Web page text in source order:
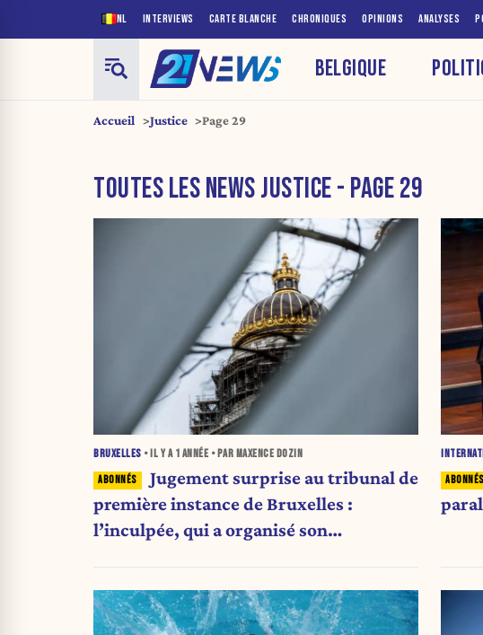
NL INTERVIEWS CARTE BLANCHE CHRONIQUES OPINIONS ANALYSES
BELGIQUE
Accueil Justice Page 29
TOUTES LES NEWS JUSTICE - PAGE 29
BRUXELLES • IL Y A 1 ANNÉE • PAR MAXENCE DOZIN
Jugement surprise au tribunal de
première instance de Bruxelles :
l’inculpée, qui a organisé son